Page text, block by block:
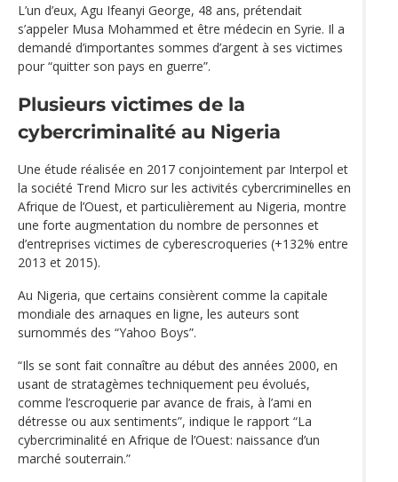
L’un d’eux, Agu Ifeanyi George, 48 ans, prétendait
s’appeler Musa Mohammed et être médecin en Syrie. Il a
demandé d’importantes sommes d’argent à ses victimes
pour “quitter son pays en guerre”.
Plusieurs victimes de la
cybercriminalité au Nigeria
Une étude réalisée en 2017 conjointement par Interpol et
la société Trend Micro sur les activités cybercriminelles en
Afrique de l’Ouest, et particulièrement au Nigeria, montre
une forte augmentation du nombre de personnes et
d’entreprises victimes de cyberescroqueries (+132% entre
2013 et 2015).
Au Nigeria, que certains consièrent comme la capitale
mondiale des arnaques en ligne, les auteurs sont
surnommés des “Yahoo Boys”.
“Ils se sont fait connaître au début des années 2000, en
usant de stratagèmes techniquement peu évolués,
comme l’escroquerie par avance de frais, à l’ami en
détresse ou aux sentiments”, indique le rapport “La
cybercriminalité en Afrique de l’Ouest: naissance d’un
marché souterrain.”